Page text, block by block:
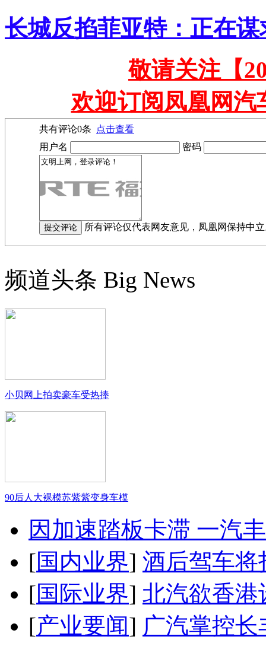
长城反掐菲亚特：正在
敬请关注【
欢迎订阅凤凰网汽
共有评论0条
点击查看
用户名
密码
所有评论仅代表网友意见，凤凰网保持中
频道头条 Big News
小贝网上拍卖豪车受热捧
90后人大裸模苏紫紫变身车模
因加速踏板卡滞 一汽
[国内业界] 酒后驾车将
[国际业界] 北汽欲香港
[产业要闻] 广汽掌控